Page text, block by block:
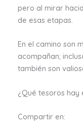
pero al mirar
de esas etapas.
En el camino son
acompañan;
también son
¿Qué tesoros hay
Compartir en: